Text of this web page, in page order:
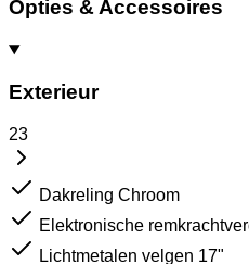
Opties & Accessoires
Exterieur
23
Dakreling Chroom
Elektronische
Lichtmetalen velgen 17"